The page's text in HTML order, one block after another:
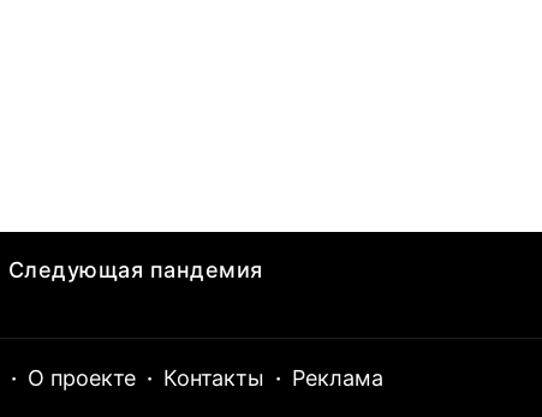
Следующая пандемия
· О проекте · Контакты · Реклама